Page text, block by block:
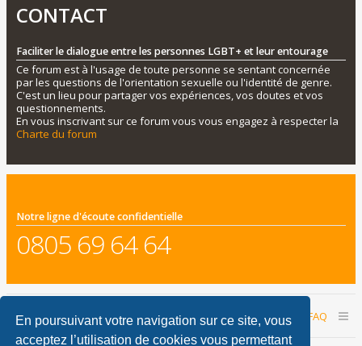
En poursuivant votre navigation sur ce site, vous
acceptez l’utilisation de cookies vous permettant
CONTACT
Faciliter le dialogue entre les personnes LGBT+ et leur entourage
Ce forum est à l'usage de toute personne se sentant concernée
par les questions de l'orientation sexuelle ou l'identité de genre.
C'est un lieu pour partager vos expériences, vos doutes et vos
questionnements.
En vous inscrivant sur ce forum vous vous engagez à respecter la
Charte du forum
Notre ligne d'écoute confidentielle
0805 69 64 64
Accueil du forum FAQ
Nous contacter